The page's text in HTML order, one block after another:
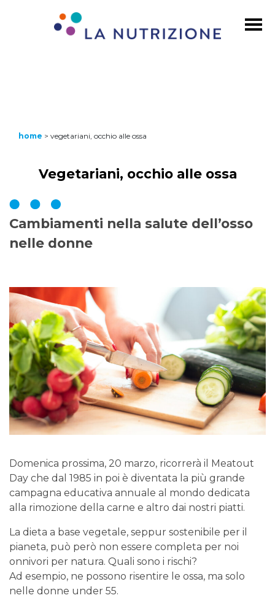
home > vegetariani, occhio alle ossa
Vegetariani, occhio alle ossa
Cambiamenti nella salute dell’osso
nelle donne
Domenica prossima, 20 marzo, ricorrerà il Meatout
Day che dal 1985 in poi è diventata la più grande
campagna educativa annuale al mondo dedicata
alla rimozione della carne e altro dai nostri piatti.
La dieta a base vegetale, seppur sostenibile per il
pianeta, può però non essere completa per noi
onnivori per natura. Quali sono i rischi?
Ad esempio, ne possono risentire le ossa, ma solo
nelle donne under 55.